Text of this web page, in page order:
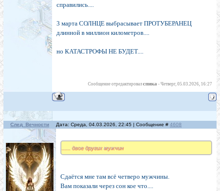
справились....
3 марта СОЛНЦЕ выбрасывает ПРОТУБЕРАНЕЦ
длинной в миллион километров....
но КАТАСТРОФЫ НЕ БУДЕТ....
Сообщение отредактировал спика - Четверг, 05.03.2026, 16:27
След_Вечности Дата: Среда, 04.03.2026, 22:45 | Сообщение # 4608
...... двое других мужчин
Сдаётся мне там всё четверо мужчины.
Вам показали через сон кое что....